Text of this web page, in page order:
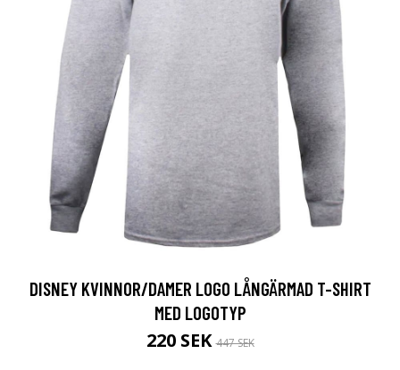
DISNEY KVINNOR/DAMER LOGO LÅNGÄRMAD T-SHIRT
MED LOGOTYP
220 SEK447 SEK